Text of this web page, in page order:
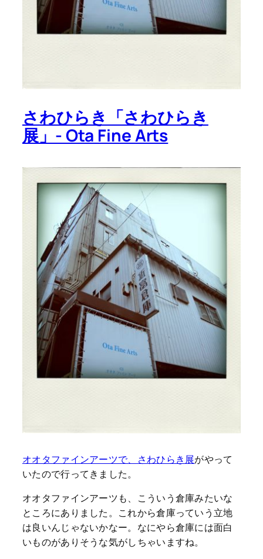
さわひらき「さわひらき
展」- Ota Fine Arts
オオタファインアーツで、さわひらき展がやって
いたので行ってきました。
オオタファインアーツも、こういう倉庫みたいな
ところにありました。これから倉庫っていう立地
は良いんじゃないかなー。なにやら倉庫には面白
いものがありそうな気がしちゃいますね。